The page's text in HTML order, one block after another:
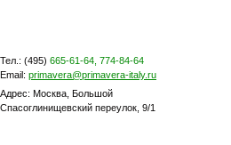
Тел.: (495) 665-61-64, 774-84-64
Email: primavera@primavera-italy.ru
Адрес: Москва, Большой
Спасоглинищевский переулок, 9/1